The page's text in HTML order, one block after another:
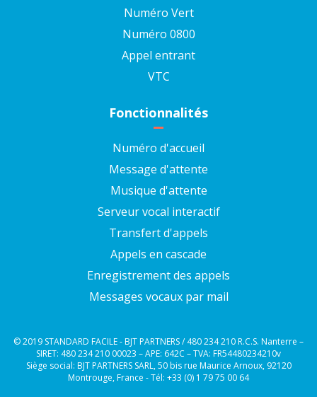
Numéro Vert
Numéro 0800
Appel entrant
VTC
Fonctionnalités
Numéro d'accueil
Message d'attente
Musique d'attente
Serveur vocal interactif
Transfert d'appels
Appels en cascade
Enregistrement des appels
Messages vocaux par mail
© 2019 STANDARD FACILE - BJT PARTNERS / 480 234 210 R.C.S. Nanterre –
SIRET: 480 234 210 00023 – APE: 642C – TVA: FR54480234210v
Siège social: BJT PARTNERS SARL, 50 bis rue Maurice Arnoux, 92120
Montrouge, France - Tél: +33 (0) 1 79 75 00 64